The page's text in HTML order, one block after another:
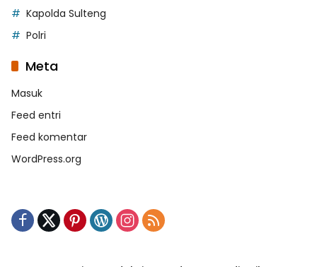
Kapolda Sulteng
Polri
Meta
Masuk
Feed entri
Feed komentar
WordPress.org